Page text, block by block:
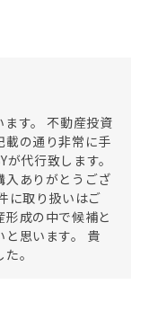
す。 不動産投資
載の通り非常に手
代行致します。
入ありがとうござ
に取り扱いはご
成の中で候補と
思います。 貴
。